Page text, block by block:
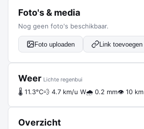
Foto's & media
Nog geen foto's beschikbaar.
Foto uploaden Link toevoegen
Weer Lichte regenbui
🌡 11.3°C💨 4.7 km/u W🌧 0.2 mm👁 10 km
Overzicht